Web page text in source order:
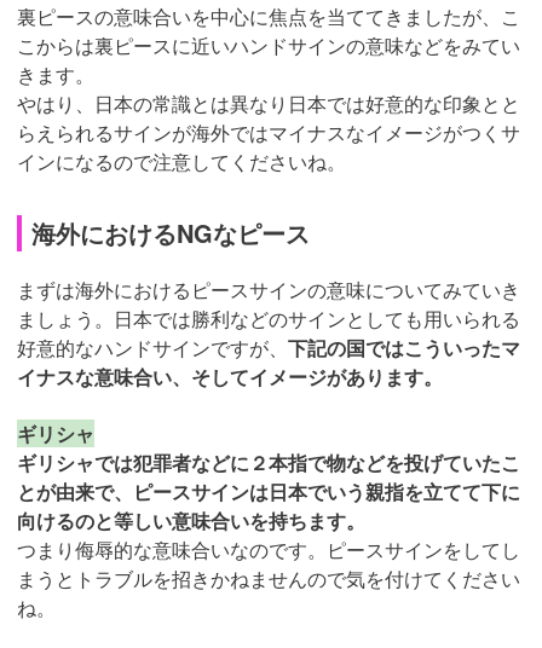
裏ピースの意味合いを中心に焦点を当ててきましたが、こ
こからは裏ピースに近いハンドサインの意味などをみてい
きます。
やはり、日本の常識とは異なり日本では好意的な印象とと
らえられるサインが海外ではマイナスなイメージがつくサ
インになるので注意してくださいね。
海外におけるNGなピース
まずは海外におけるピースサインの意味についてみていき
ましょう。日本では勝利などのサインとしても用いられる
好意的なハンドサインですが、 下記の国ではこういったマ
イナスな意味合い、そしてイメージがあります。
ギリシャ
ギリシャでは犯罪者などに２本指で物などを投げていたこ
とが由来で、ピースサインは日本でいう親指を立てて下に
向けるのと等しい意味合いを持ちます。
つまり侮辱的な意味合いなのです。ピースサインをしてし
まうとトラブルを招きかねませんので気を付けてください
ね。